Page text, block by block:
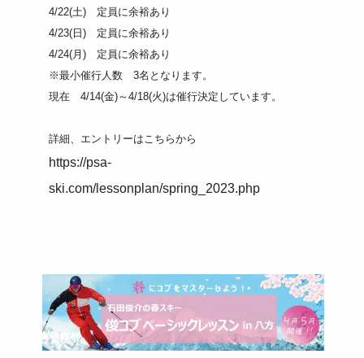
4/22(土) 定員に余裕あり
4/23(日) 定員に余裕あり
4/24(月) 定員に余裕あり
※最小催行人数 3名となります。
現在 4/14(金)～4/18(火)は催行決定しています。
詳細、エントリーはこちらから
https://psa-
ski.com/lessonplan/spring_2023.php